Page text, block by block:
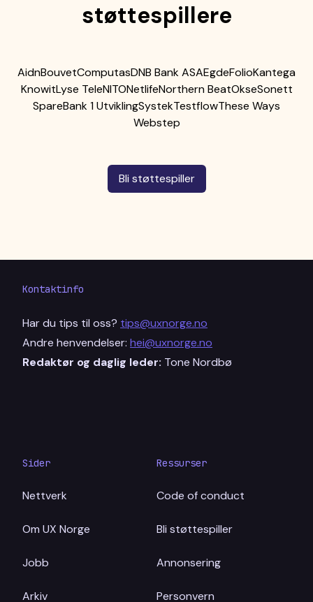
støttespillere
AidnBouvetComputasDNB Bank ASAEgdeFolioKantega
KnowitLyse TeleNITONetlifeNorthern BeatOkseSonett
SpareBank 1 UtviklingSystekTestflowThese Ways
Webstep
Bli støttespiller
Kontaktinfo
Har du tips til oss? tips@uxnorge.no
Andre henvendelser: hei@uxnorge.no
Redaktør og daglig leder: Tone Nordbø
Sider
Nettverk
Om UX Norge
Jobb
Arkiv
Ressurser
Code of conduct
Bli støttespiller
Annonsering
Personvern